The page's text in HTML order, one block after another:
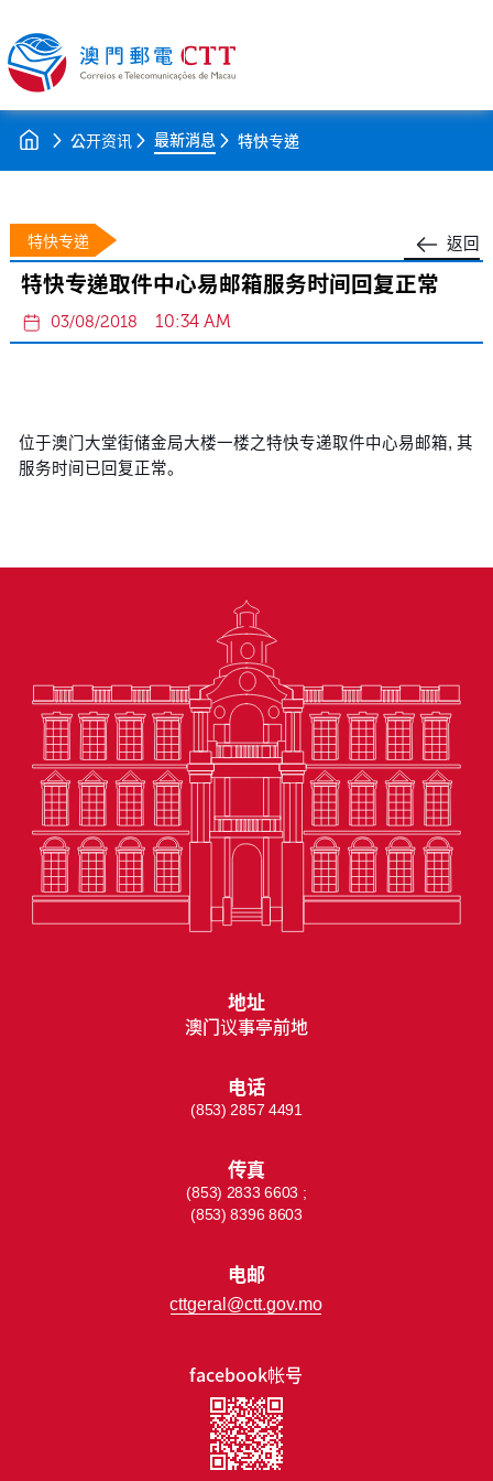
公开资讯 最新消息 特快专递
返回
特快专递
特快专递取件中心易邮箱服务时间回复正常
03/08/2018 10:34 AM
位于澳门大堂街储金局大楼一楼之特快专递取件中心易邮箱, 其
服务时间已回复正常。
facebook帐号
地址
澳门议事亭前地
电话
(853) 2857 4491
传真
(853) 2833 6603 ;
(853) 8396 8603
电邮
cttgeral@ctt.gov.mo